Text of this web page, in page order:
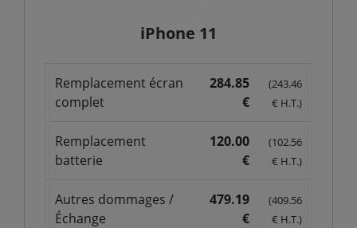
iPhone 11
Remplacement écran
complet
284.85
€
(243.46
€ H.T.)
Remplacement
batterie
120.00
€
(102.56
€ H.T.)
Autres dommages /
Échange
479.19
€
(409.56
€ H.T.)